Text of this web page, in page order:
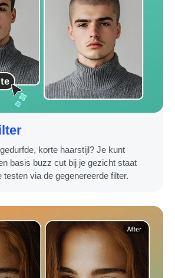
korte haarstijl? Je kunt
basis buzz cut bij je gezicht staat
testen via de gegenereerde filter.